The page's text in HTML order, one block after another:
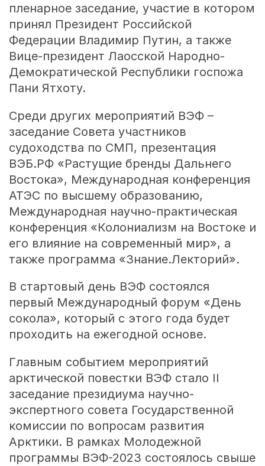
пленарное заседание, участие в котором
принял Президент Российской
Федерации Владимир Путин, а также
Вице-президент Лаосской Народно-
Демократической Республики госпожа
Пани Ятхоту.
Среди других мероприятий ВЭФ –
заседание Совета участников
судоходства по СМП, презентация
ВЭБ.РФ «Растущие бренды Дальнего
Востока», Международная конференция
АТЭС по высшему образованию,
Международная научно-практическая
конференция «Колониализм на Востоке и
его влияние на современный мир», а
также программа «Знание.Лекторий».
В стартовый день ВЭФ состоялся
первый Международный форум «День
сокола», который с этого года будет
проходить на ежегодной основе.
Главным событием мероприятий
арктической повестки ВЭФ стало II
заседание президиума научно-
экспертного совета Государственной
комиссии по вопросам развития
Арктики. В рамках Молодежной
программы ВЭФ-2023 состоялось свыше